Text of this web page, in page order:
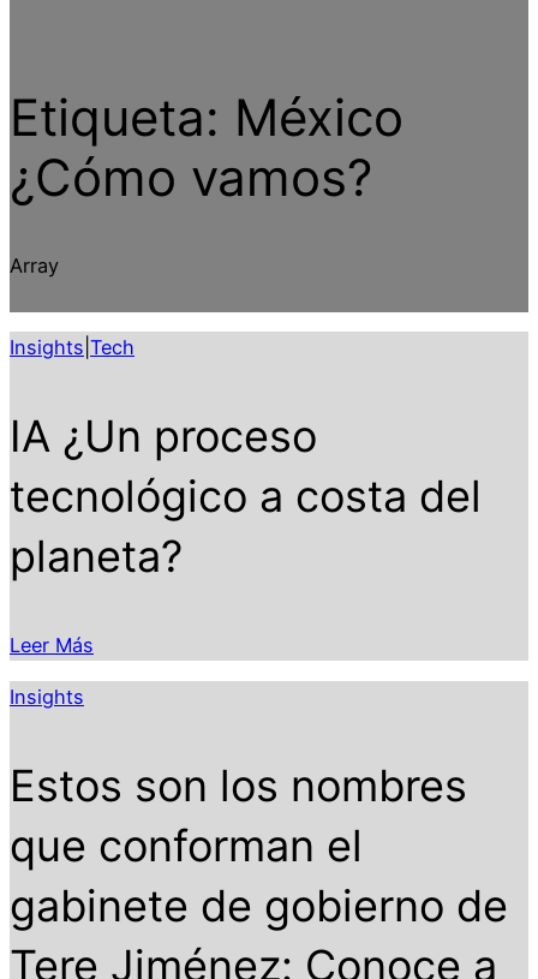
Etiqueta: México
¿Cómo vamos?
Array
Insights Tech
IA ¿Un proceso
tecnológico a costa del
planeta?
Leer Más
Insights
Estos son los nombres
que conforman el
gabinete de gobierno de
Tere Jiménez: Conoce a